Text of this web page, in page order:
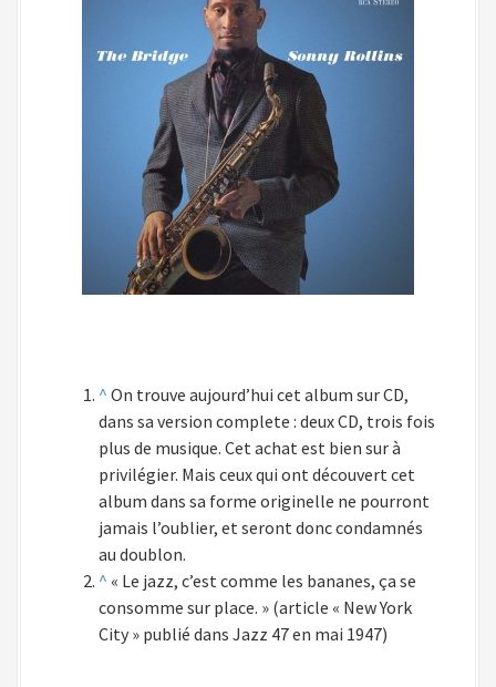
^ On trouve aujourd’hui cet album sur CD,
dans sa version complete : deux CD, trois fois
plus de musique. Cet achat est bien sur à
privilégier. Mais ceux qui ont découvert cet
album dans sa forme originelle ne pourront
jamais l’oublier, et seront donc condamnés
au doublon.
^ « Le jazz, c’est comme les bananes, ça se
consomme sur place. » (article « New York
City » publié dans Jazz 47 en mai 1947)